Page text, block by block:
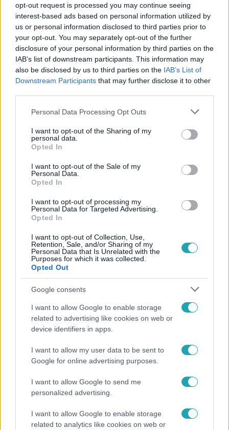
opt-out request is processed you may continue seeing
interest-based ads based on personal information utilized by
us or personal information disclosed to third parties prior to
your opt-out. You may separately opt-out of the further
disclosure of your personal information by third parties on the
IAB’s list of downstream participants. This information may
also be disclosed by us to third parties on the IAB’s List of
Downstream Participants that may further disclose it to other
Please note that this website/app uses one or more Google
not limited to your visit or usage behaviour. You may click to
grant or deny consent to Google and its third-party tags to
use your data for below specified purposes in below Google
consent section.
Personal Data Processing Opt Outs
I want to opt-out of the Sharing of my
personal data.
Opted In
I want to opt-out of the Sale of my
Personal Data.
Opted In
I want to opt-out of processing my
Personal Data for Targeted Advertising.
Opted In
I want to opt-out of Collection, Use,
Retention, Sale, and/or Sharing of my
Personal Data that Is Unrelated with the
Purposes for which it was collected.
Opted Out
Google consents
I want to allow Google to enable storage
related to advertising like cookies on web or
device identifiers in apps.
I want to allow my user data to be sent to
Google for online advertising purposes.
I want to allow Google to send me
personalized advertising.
I want to allow Google to enable storage
related to analytics like cookies on web or
#A KONYHAFŐNÖK # VIDEÓ # EXTRA VIDEÓK
GASZTRONÓMIA #FŐZÉS #KVÍZ # TESZT
MOLNÁR-THOMKA HANNA #OBERSOVSZKY NÓRA
CZEGLÉDI LAURA #FERENCI LÁSZLÓ
KETTEL-FÜLÖP FLÓRA
HORVÁTH GERGELY #SINKOVIC DÓRA
KURTA ZSUZSA
Népszerű